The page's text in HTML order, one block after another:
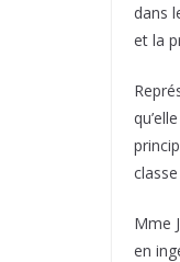
dans
et la
Mme
en